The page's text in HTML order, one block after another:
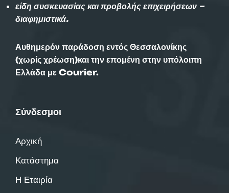
είδη συσκευασίας και προβολής επιχειρήσεων –
διαφημιστικά.
Αυθημερόν παράδοση εντός Θεσσαλονίκης
(χωρίς χρέωση)και την επομένη στην υπόλοιπη
Ελλάδα με Courier.
Σύνδεσμοι
Αρχική
Κατάστημα
Η Εταιρία